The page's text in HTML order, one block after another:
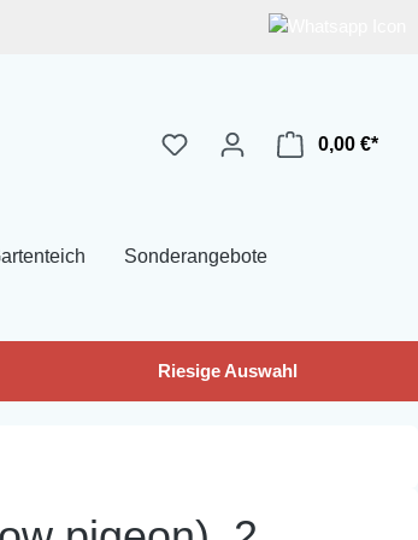
0,00 €*
Sonderangebote
Riesige Auswahl